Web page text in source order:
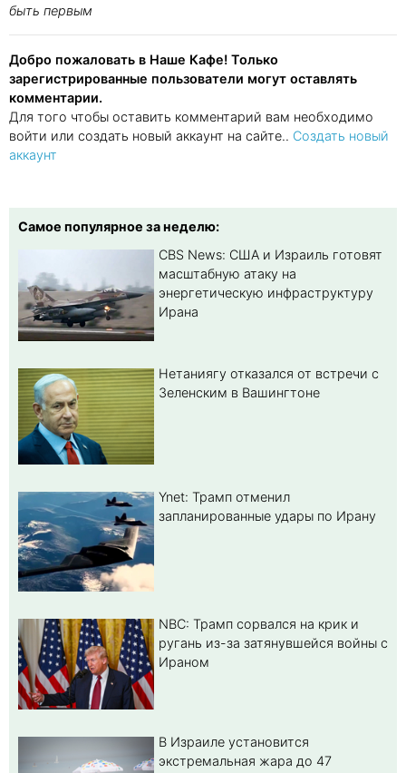
быть первым
Добро пожаловать в Наше Кафе! Только
зарегистрированные пользователи могут оставлять
комментарии.
Для того чтобы оставить комментарий вам необходимо
войти или создать новый аккаунт на сайте.. Создать новый
аккаунт
Самое популярное за неделю:
CBS News: США и Израиль готовят
масштабную атаку на
энергетическую инфраструктуру
Ирана
Нетаниягу отказался от встречи с
Зеленским в Вашингтоне
Ynet: Трамп отменил
запланированные удары по Ирану
NBC: Трамп сорвался на крик и
ругань из-за затянувшейся войны с
Ираном
В Израиле установится
экстремальная жара до 47